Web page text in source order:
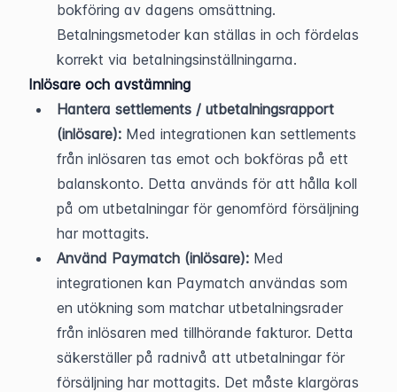
bokföring av dagens omsättning.
Betalningsmetoder kan ställas in och fördelas
korrekt via betalningsinställningarna.
Inlösare och avstämning
Hantera settlements / utbetalningsrapport
(inlösare): Med integrationen kan settlements
från inlösaren tas emot och bokföras på ett
balanskonto. Detta används för att hålla koll
på om utbetalningar för genomförd försäljning
har mottagits.
Använd Paymatch (inlösare): Med
integrationen kan Paymatch användas som
en utökning som matchar utbetalningsrader
från inlösaren med tillhörande fakturor. Detta
säkerställer på radnivå att utbetalningar för
försäljning har mottagits. Det måste klargöras